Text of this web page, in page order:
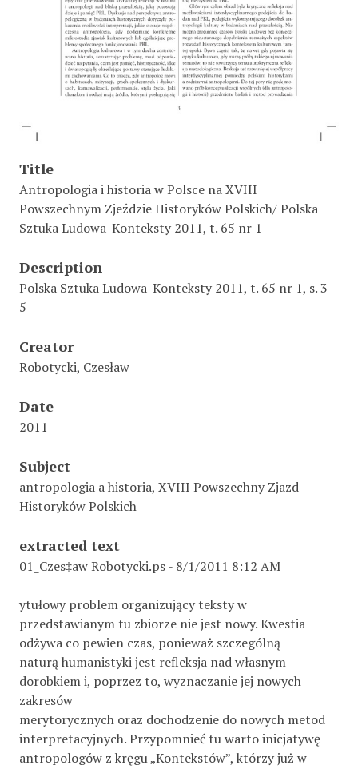
Title
Antropologia i historia w Polsce na XVIII
Powszechnym Zjeździe Historyków Polskich/ Polska
Sztuka Ludowa-Konteksty 2011, t. 65 nr 1
Description
Polska Sztuka Ludowa-Konteksty 2011, t. 65 nr 1, s. 3-
5
Creator
Robotycki, Czesław
Date
2011
Subject
antropologia a historia, XVIII Powszechny Zjazd
Historyków Polskich
extracted text
01_Czes‡aw Robotycki.ps - 8/1/2011 8:12 AM
ytułowy problem organizujący teksty w
przedstawianym tu zbiorze nie jest nowy. Kwestia
odżywa co pewien czas, ponieważ szczególną
naturą humanistyki jest refleksja nad własnym
dorobkiem i, poprzez to, wyznaczanie jej nowych
zakresów
merytorycznych oraz dochodzenie do nowych metod
interpretacyjnych. Przypomnieć tu warto inicjatywę
antropologów z kręgu „Kontekstów”, którzy już w